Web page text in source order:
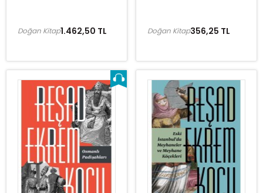
1.462,50 TL
Doğan Kitap 356,25 TL
Doğan Kitap